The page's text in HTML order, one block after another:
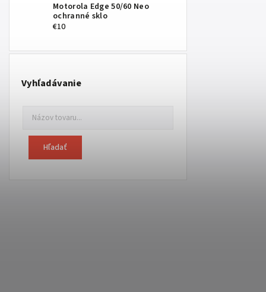
Motorola Edge 50/60 Neo
ochranné sklo
€10
Vyhľadávanie
Hľadať